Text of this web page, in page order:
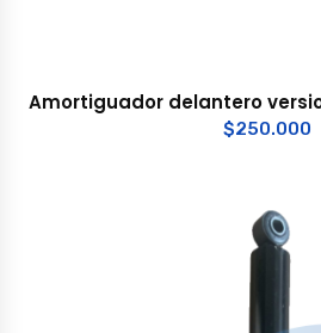
Amortiguador delantero
$250.000